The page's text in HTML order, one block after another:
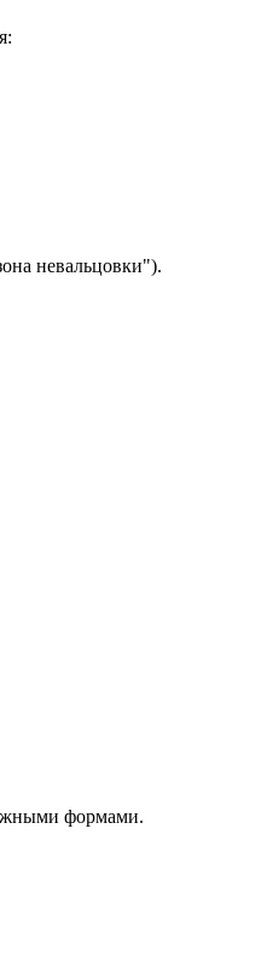
невальцовки").
формами.